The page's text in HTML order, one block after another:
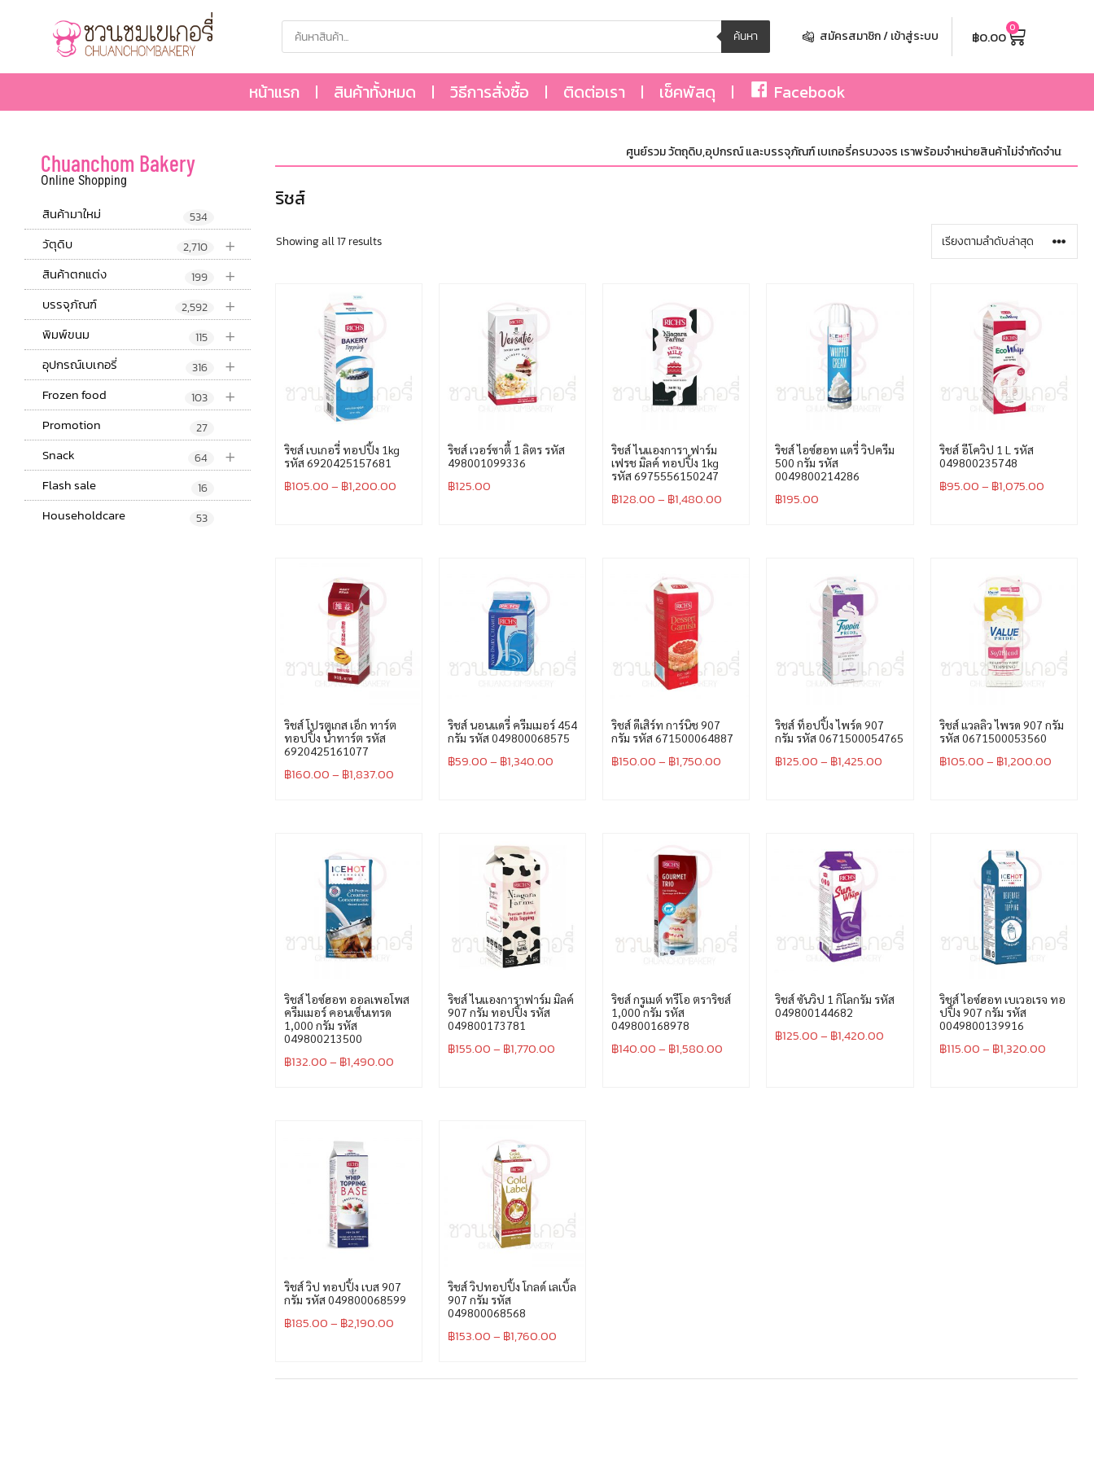
ค้นหา สมัครสมาชิก / เข้าสู่ระบบ ฿0.00 0
หน้าแรก สินค้าทั้งหมด วิธีการสั่งซื้อ ติดต่อเรา เช็คพัสดุ Facebook
Chuanchom Bakery
Online Shopping
สินค้ามาใหม่ 534
+
วัตุดิบ 2,710
+
สินค้าตกแต่ง 199
+
บรรจุภัณฑ์ 2,592
+
พิมพ์ขนม 115
+
อุปกรณ์เบเกอรี่ 316
+
Frozen food 103
Promotion 27
+
Snack 64
Flash sale 16
Householdcare 53
ศูนย์รวม วัตถุดิบ,อุปกรณ์ และบรรจุภัณฑ์ เบเกอรี่ครบวงจร เราพร้อมจำหน่ายสินค้าไม่จำกัดจำนวน ทั้งปลี
ริชส์
Showing all 17 results
ริชส์ เบเกอรี่ ทอปปิ้ง 1kg
รหัส 6920425157681
฿105.00– ฿1,200.00
ริชส์ เวอร์ซาตี้ 1 ลิตร รหัส
498001099336
฿125.00
ริชส์ ไนแองการา ฟาร์ม
เฟรช มิลค์ ทอปปิ้ง 1kg
รหัส 6975556150247
฿128.00– ฿1,480.00
ริชส์ ไอซ์ฮอท แดรี่ วิปครีม
500 กรัม รหัส
0049800214286
฿195.00
ริชส์ อีโควิป 1 L รหัส
049800235748
฿95.00– ฿1,075.00
ริชส์ โปรตุเกส เอ็ก ทาร์ต
ทอปปิ้ง น้ำทาร์ต รหัส
6920425161077
฿160.00– ฿1,837.00
ริชส์ นอนแดรี่ ครีมเมอร์ 454
กรัม รหัส 049800068575
฿59.00– ฿1,340.00
ริชส์ ดีเสิร์ท การ์นิช 907
กรัม รหัส 671500064887
฿150.00– ฿1,750.00
ริชส์ ท็อปปิ้ง ไพร์ด 907
กรัม รหัส 0671500054765
฿125.00– ฿1,425.00
ริชส์ แวลลิว ไพรด 907 กรัม
รหัส 0671500053560
฿105.00– ฿1,200.00
ริชส์ ไอซ์ฮอท ออลเพอโพส
ครีมเมอร์ คอนเซ็นเทรด
1,000 กรัม รหัส
049800213500
฿132.00– ฿1,490.00
ริชส์ ไนแองการาฟาร์ม มิลค์
907 กรัม ทอปปิ้ง รหัส
049800173781
฿155.00– ฿1,770.00
ริชส์ กรูเมต์ ทรีโอ ตราริชส์
1,000 กรัม รหัส
049800168978
฿140.00– ฿1,580.00
ริชส์ ซันวิป 1 กิโลกรัม รหัส
049800144682
฿125.00– ฿1,420.00
ริชส์ ไอซ์ฮอท เบเวอเรจ ทอ
ปปิ้ง 907 กรัม รหัส
0049800139916
฿115.00– ฿1,320.00
ริชส์ วิป ทอปปิ้ง เบส 907
กรัม รหัส 049800068599
฿185.00– ฿2,190.00
ริชส์ วิปทอปปิ้ง โกลด์ เลเบิ้ล
907 กรัม รหัส
049800068568
฿153.00– ฿1,760.00